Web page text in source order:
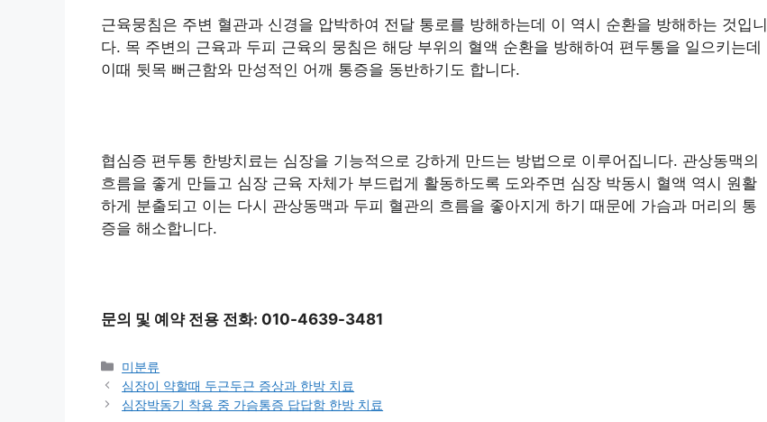
근육뭉침은 주변 혈관과 신경을 압박하여 전달 통로를 방해하는데 이 역시 순환을 방해하는 것입니
다. 목 주변의 근육과 두피 근육의 뭉침은 해당 부위의 혈액 순환을 방해하여 편두통을 일으키는데
이때 뒷목 뻐근함와 만성적인 어깨 통증을 동반하기도 합니다.
협심증 편두통 한방치료는 심장을 기능적으로 강하게 만드는 방법으로 이루어집니다. 관상동맥의
흐름을 좋게 만들고 심장 근육 자체가 부드럽게 활동하도록 도와주면 심장 박동시 혈액 역시 원활
하게 분출되고 이는 다시 관상동맥과 두피 혈관의 흐름을 좋아지게 하기 때문에 가슴과 머리의 통
증을 해소합니다.
문의 및 예약 전용 전화: 010-4639-3481
카
테
고
미분류
심장이 약할때 두근두근 증상과 한방 치료
심장박동기 착용 중 가슴통증 답답함 한방 치료